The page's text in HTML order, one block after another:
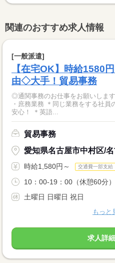
関連のおすすめ求人情報
[一般派遣]
【在宅OK】時給1580
由◇大手！貿易事務
◎通関事務のお仕事をお願いします ・通関書類の作成 ・税関手続き
・庶務業務 ＊同じ業務をする社員の方が近くにいるのですぐ聞けて
安心！ ＊英語...
貿易事務
愛知県名古屋市中村区/名
時給1,580円～ 交通費一部支給
10：00-19：00（休憩60分
土曜日 日曜日 祝日
もっと
求人詳